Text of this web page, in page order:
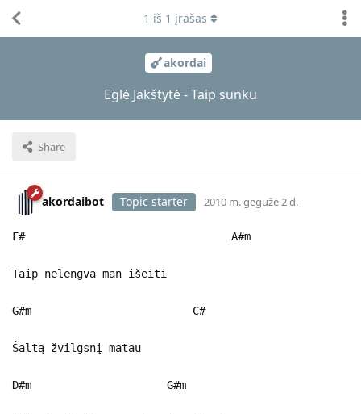
akordai
Eglė Jakštytė - Taip sunku
Share
1 iš 1 įrašas
akordaibot Topic starter 2010 m. gegužė 2 d.
F# A#m
Taip nelengva man išeiti
G#m C#
Šaltą žvilgsnį matau
D#m G#m